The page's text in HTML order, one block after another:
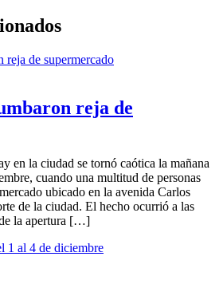
reja de
en la ciudad se tornó caótica la mañana
cuando una multitud de personas
ubicado en la avenida Carlos
de la ciudad. El hecho ocurrió a las
la apertura […]